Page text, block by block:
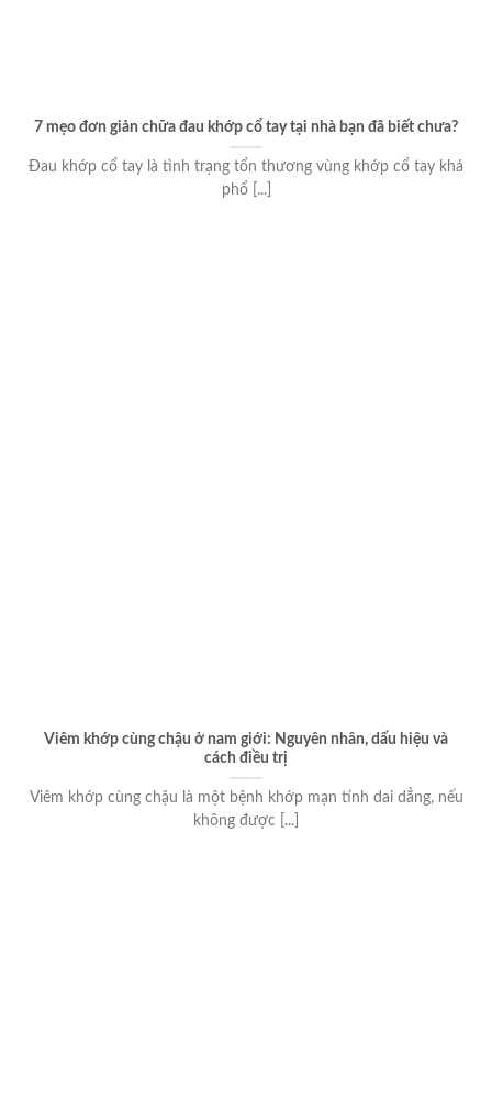
7 mẹo đơn giản chữa đau khớp cổ tay tại nhà bạn đã biết chưa?
Đau khớp cổ tay là tình trạng tổn thương vùng khớp cổ tay khá
phổ [...]
Viêm khớp cùng chậu ở nam giới: Nguyên nhân, dấu hiệu và
cách điều trị
Viêm khớp cùng chậu là một bệnh khớp mạn tính dai dẳng, nếu
không được [...]